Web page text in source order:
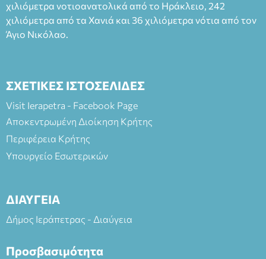
(Είσοδος ΕΠΑ.Λ.) Έναρξη 21:15 Οργάνωση: ΚΝΩΣΟΣ
ΘΕΑΤΡΙΚΕΣ ΠΑΡΑΓΩΓΕΣ ΕΕ
χιλιόμετρα νοτιοανατολικά από το Ηράκλειο, 242
χιλιόμετρα από τα Χανιά και 36 χιλιόμετρα νότια από τον
Άγιο Νικόλαο.
ΣΧΕΤΙΚΕΣ ΙΣΤΟΣΕΛΙΔΕΣ
Visit Ierapetra - Facebook Page
Αποκεντρωμένη Διοίκηση Κρήτης
Περιφέρεια Κρήτης
Υπουργείο Εσωτερικών
ΔΙΑΥΓΕΙΑ
Δήμος Ιεράπετρας - Διαύγεια
Προσβασιμότητα